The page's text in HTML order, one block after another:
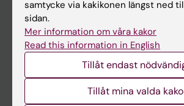
Kurs- och programwebbar
Student på KI
Medarbetarportalen
samtycke via kakikonen längst ned
sidan.
Mer information om våra kakor
Read this information in English
Tillåt endast
Tillåt mina valda